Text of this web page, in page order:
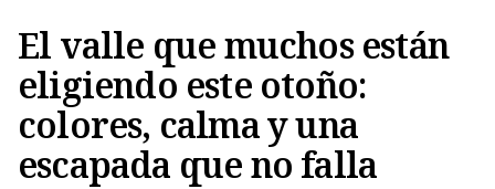
El valle que muchos están
eligiendo este otoño:
colores, calma y una
escapada que no falla